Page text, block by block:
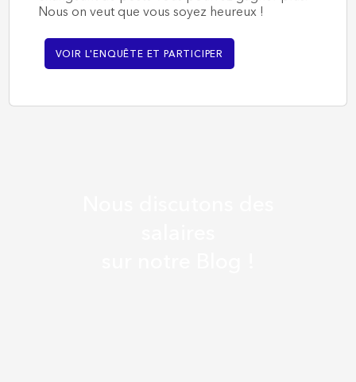
Nous on veut que vous soyez heureux !
VOIR L'ENQUÊTE ET PARTICIPER